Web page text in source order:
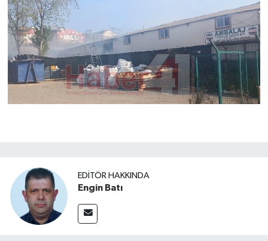
EDITÖR HAKKINDA
Engin Batı